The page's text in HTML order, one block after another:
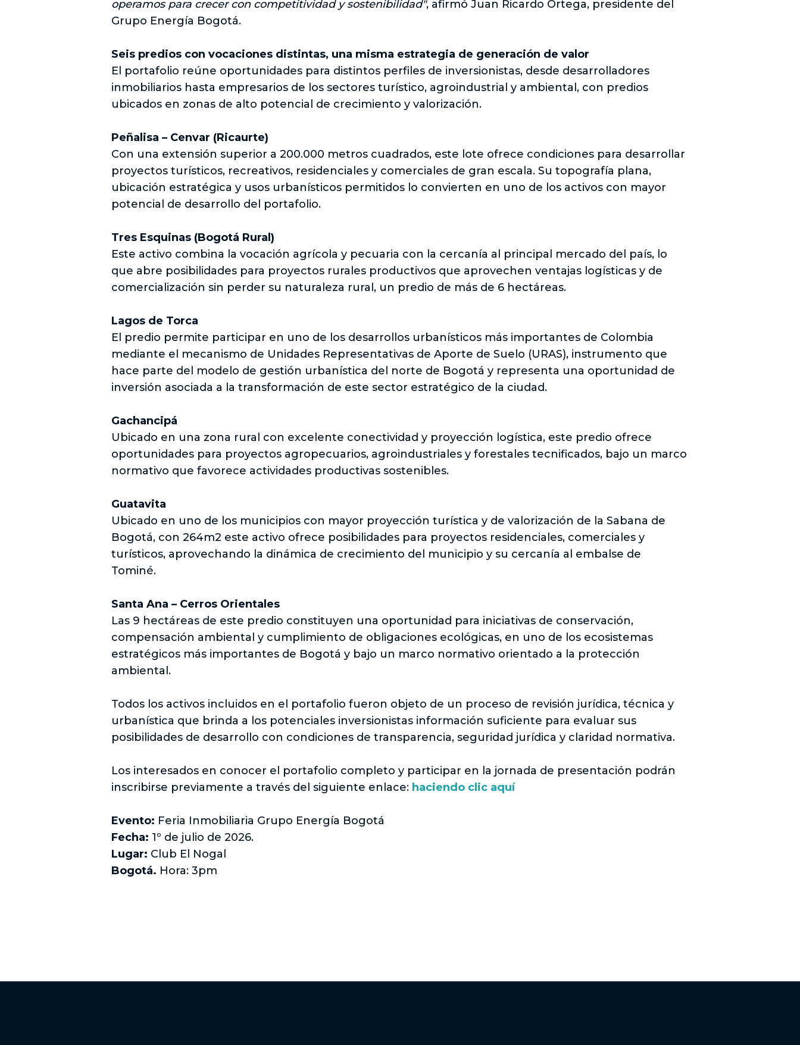
operamos para crecer con competitividad y sostenibilidad", afirmó Juan Ricardo Ortega, presidente del
Grupo Energía Bogotá.
Seis predios con vocaciones distintas, una misma estrategia de generación de valor
El portafolio reúne oportunidades para distintos perfiles de inversionistas, desde desarrolladores
inmobiliarios hasta empresarios de los sectores turístico, agroindustrial y ambiental, con predios
ubicados en zonas de alto potencial de crecimiento y valorización.
Peñalisa – Cenvar (Ricaurte)
Con una extensión superior a 200.000 metros cuadrados, este lote ofrece condiciones para desarrollar
proyectos turísticos, recreativos, residenciales y comerciales de gran escala. Su topografía plana,
ubicación estratégica y usos urbanísticos permitidos lo convierten en uno de los activos con mayor
potencial de desarrollo del portafolio.
Tres Esquinas (Bogotá Rural)
Este activo combina la vocación agrícola y pecuaria con la cercanía al principal mercado del país, lo
que abre posibilidades para proyectos rurales productivos que aprovechen ventajas logísticas y de
comercialización sin perder su naturaleza rural, un predio de más de 6 hectáreas.
Lagos de Torca
El predio permite participar en uno de los desarrollos urbanísticos más importantes de Colombia
mediante el mecanismo de Unidades Representativas de Aporte de Suelo (URAS), instrumento que
hace parte del modelo de gestión urbanística del norte de Bogotá y representa una oportunidad de
inversión asociada a la transformación de este sector estratégico de la ciudad.
Gachancipá
Ubicado en una zona rural con excelente conectividad y proyección logística, este predio ofrece
oportunidades para proyectos agropecuarios, agroindustriales y forestales tecnificados, bajo un marco
normativo que favorece actividades productivas sostenibles.
Guatavita
Ubicado en uno de los municipios con mayor proyección turística y de valorización de la Sabana de
Bogotá, con 264m2 este activo ofrece posibilidades para proyectos residenciales, comerciales y
turísticos, aprovechando la dinámica de crecimiento del municipio y su cercanía al embalse de
Tominé.
Santa Ana – Cerros Orientales
Las 9 hectáreas de este predio constituyen una oportunidad para iniciativas de conservación,
compensación ambiental y cumplimiento de obligaciones ecológicas, en uno de los ecosistemas
estratégicos más importantes de Bogotá y bajo un marco normativo orientado a la protección
ambiental.
Todos los activos incluidos en el portafolio fueron objeto de un proceso de revisión jurídica, técnica y
urbanística que brinda a los potenciales inversionistas información suficiente para evaluar sus
posibilidades de desarrollo con condiciones de transparencia, seguridad jurídica y claridad normativa.
Los interesados en conocer el portafolio completo y participar en la jornada de presentación podrán
inscribirse previamente a través del siguiente enlace: haciendo clic aquí
Evento: Feria Inmobiliaria Grupo Energía Bogotá
Fecha: 1º de julio de 2026.
Lugar: Club El Nogal
Bogotá. Hora: 3pm